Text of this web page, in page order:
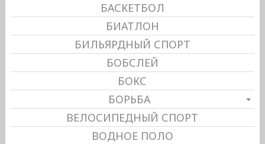
БАСКЕТБОЛ
БИАТЛОН
БИЛЬЯРДНЫЙ СПОРТ
БОБСЛЕЙ
БОКС
БОРЬБА
ВЕЛОСИПЕДНЫЙ СПОРТ
ВОДНОЕ ПОЛО